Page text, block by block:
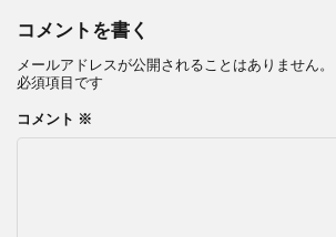
コメントを書く
メールアドレスが公開されることはありません。
必須項目です
コメント ※